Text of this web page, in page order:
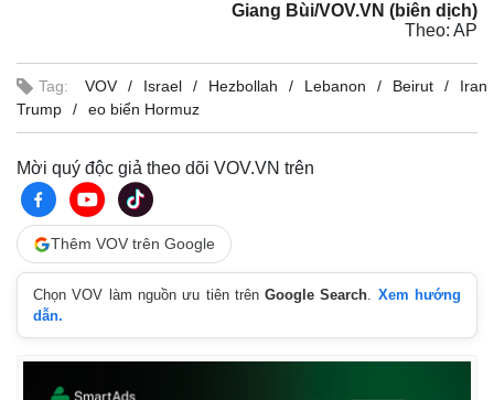
Giang Bùi/VOV.VN (biên dịch)
Theo: AP
Tag: VOV Israel Hezbollah Lebanon Beirut
Iran
Trump
eo biển Hormuz
Mời quý độc giả theo dõi VOV.VN trên
Thêm VOV trên Google
Chọn VOV làm nguồn ưu tiên trênGoogle Search. Xem hướng
dẫn.